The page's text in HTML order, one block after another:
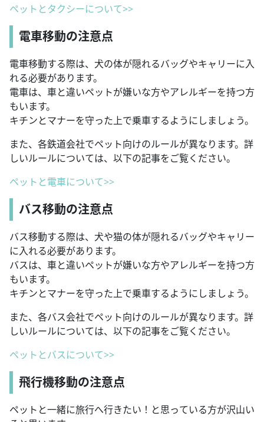
ペットとタクシーについて>>
電車移動の注意点
電車移動する際は、犬の体が隠れるバッグやキャリーに入
れる必要があります。
電車は、車と違いペットが嫌いな方やアレルギーを持つ方
もいます。
キチンとマナーを守った上で乗車するようにしましょう。
また、各鉄道会社でペット向けのルールが異なります。詳
しいルールについては、以下の記事をご覧ください。
ペットと電車について>>
バス移動の注意点
バス移動する際は、犬や猫の体が隠れるバッグやキャリー
に入れる必要があります。
バスは、車と違いペットが嫌いな方やアレルギーを持つ方
もいます。
キチンとマナーを守った上で乗車するようにしましょう。
また、各バス会社でペット向けのルールが異なります。詳
しいルールについては、以下の記事をご覧ください。
ペットとバスについて>>
飛行機移動の注意点
ペットと一緒に旅行へ行きたい！と思っている方が沢山い